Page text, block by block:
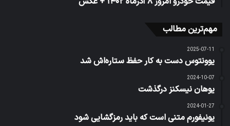
مهم‌ترین مطالب
2025-07-11
یوونتوس دست به کار حفظ ستاره‌اش شد
2024-10-07
یوهان نیسکنز درگذشت
2024-01-27
یونیفورم متنی است که باید رمزگشایی شود